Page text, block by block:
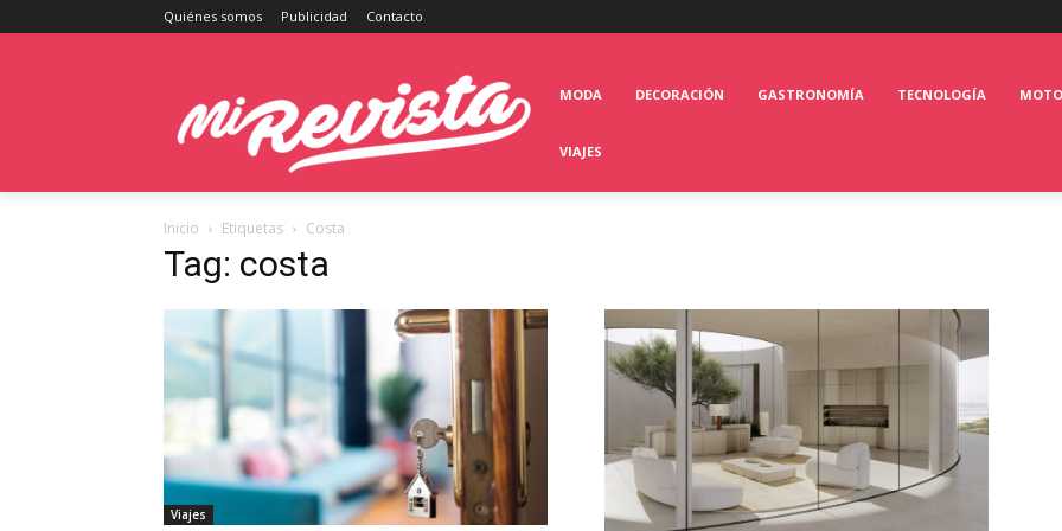
Quiénes somos Publicidad Contacto
MODA DECORACIÓN GASTRONOMÍA TECNOLOGÍA
VIAJES
Inicio Etiquetas Costa
Tag: costa
Viajes